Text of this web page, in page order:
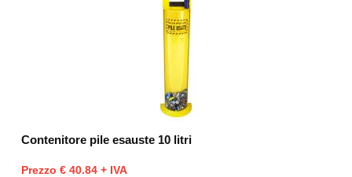
Contenitore pile esauste 10 litri
Prezzo € 40.84 + IVA